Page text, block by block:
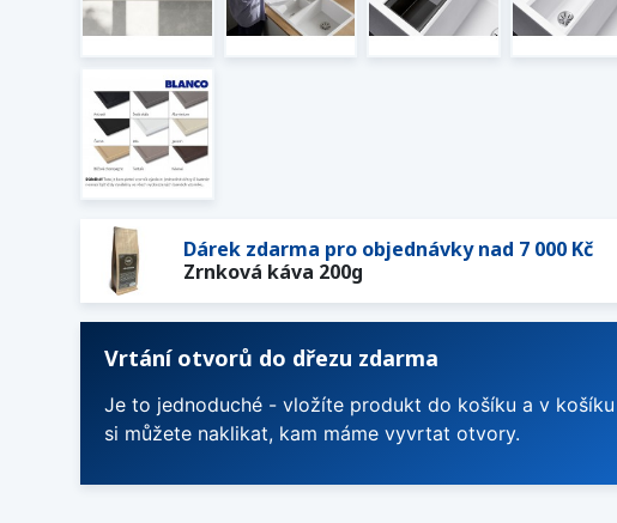
Dárek zdarma pro objednávky nad 7 000 Kč
Zrnková káva 200g
Vrtání otvorů do dřezu zdarma
Je to jednoduché - vložíte produkt do košíku a v košíku
si můžete naklikat, kam máme vyvrtat otvory.